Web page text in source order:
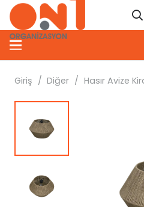
Giriş / Diğer / Hasır Avize